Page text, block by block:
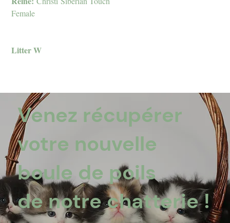
Female
Litter W
Venez récupérer
votre nouvelle
boule de poils
de notre chatterie !